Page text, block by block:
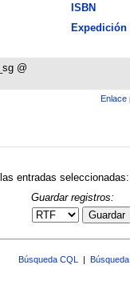
ISBN
Expedición
@
Enlace
entradas seleccionadas:
Guardar registros:
Guardar
Búsqueda CQL